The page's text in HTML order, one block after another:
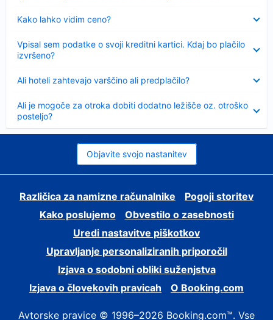
Kako lahko vidim ceno?
Vpisal sem podatke o svoji kreditni kartici. Kdaj bo plačilo
izvršeno?
Ali hoteli zahtevajo varščino ali predplačilo?
Ali je mogoče za otroka dobiti dodatno ležišče oz. otroško
posteljo?
Objavite svojo nastanitev
Različica za namizne računalnike
Pogoji storitev
Kako poslujemo
Obvestilo o zasebnosti
Uredi nastavitve piškotkov
Upravljanje personaliziranih priporočil
Izjava o sodobni obliki suženjstva
Izjava o človekovih pravicah
O Booking.com
Avtorske pravice © 1996–2026 Booking.com™. Vse